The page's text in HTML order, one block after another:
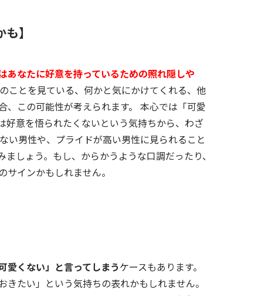
】
あなたに好意を持っているための照れ隠しや
ことを見ている、何かと気にかけてくれる、他
この可能性が考えられます。 本心では「可愛
意を悟られたくないという気持ちから、わざ
い男性や、プライドが高い男性に見られること
しょう。もし、からかうような口調だったり、
インかもしれません。
愛くない」と言ってしまうケースもあります。
たい」という気持ちの表れかもしれません。